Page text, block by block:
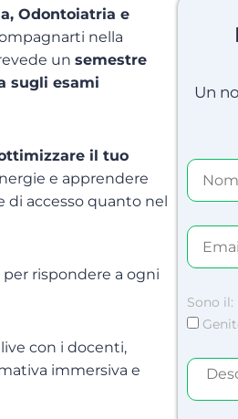
Odontoiatria e
nella
un semestre
sugli esami
il tuo
e apprendere
di accesso quanto nel
per rispondere a ogni
con i docenti,
immersiva e
Un
Sono il: